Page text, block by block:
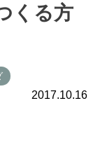
くる方
2017.10.16